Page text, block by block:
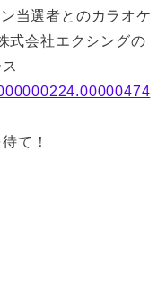
当選者とのカラオケ
式会社エクシングの
て！